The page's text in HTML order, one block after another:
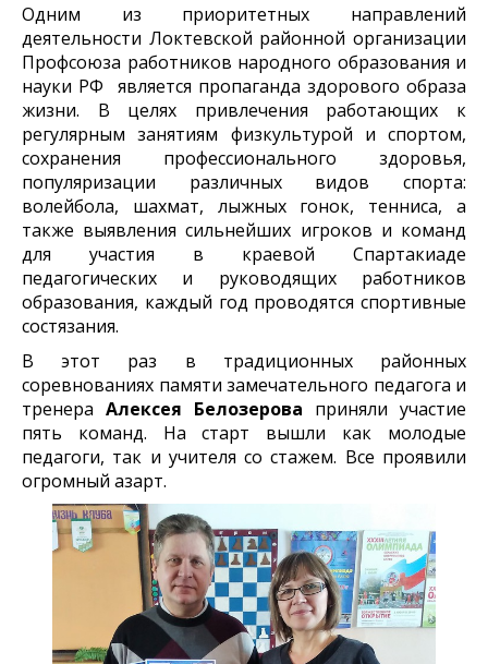
Одним из приоритетных направлений
деятельности Локтевской районной организации
Профсоюза работников народного образования и
науки РФ является пропаганда здорового образа
жизни. В целях привлечения работающих к
регулярным занятиям физкультурой и спортом,
сохранения профессионального здоровья,
популяризации различных видов спорта:
волейбола, шахмат, лыжных гонок, тенниса, а
также выявления сильнейших игроков и команд
для участия в краевой Спартакиаде
педагогических и руководящих работников
образования, каждый год проводятся спортивные
состязания.
В этот раз в традиционных районных
соревнованиях памяти замечательного педагога и
тренера Алексея Белозерова приняли участие
пять команд. На старт вышли как молодые
педагоги, так и учителя со стажем. Все проявили
огромный азарт.